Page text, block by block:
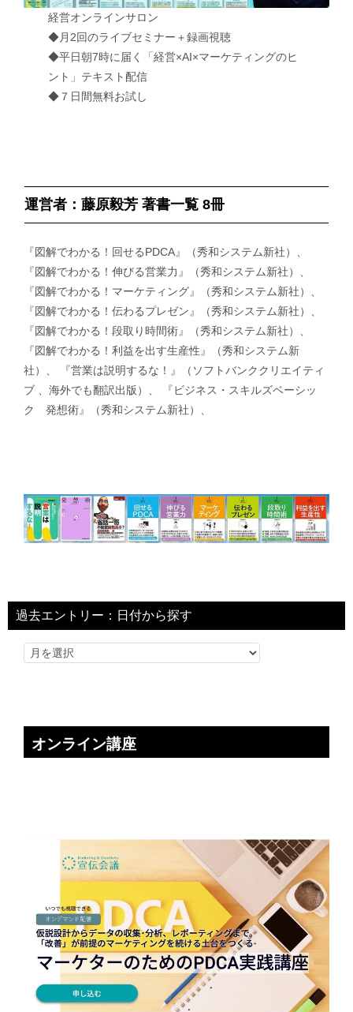
経営オンラインサロン
◆月2回のライブセミナー＋録画視聴
◆平日朝7時に届く「経営×AI×マーケティングのヒ
ント」テキスト配信
◆７日間無料お試し
運営者：藤原毅芳 著書一覧 8冊
『図解でわかる！回せるPDCA』（秀和システム新社）、
『図解でわかる！伸びる営業力』（秀和システム新社）、
『図解でわかる！マーケティング』（秀和システム新社）、
『図解でわかる！伝わるプレゼン』（秀和システム新社）、
『図解でわかる！段取り時間術』（秀和システム新社）、
『図解でわかる！利益を出す生産性』（秀和システム新
社）、 『営業は説明するな！』（ソフトバンククリエイティ
ブ 、海外でも翻訳出版）、 『ビジネス・スキルズベーシッ
ク 発想術』（秀和システム新社）、
過去エントリー：日付から探す
オンライン講座